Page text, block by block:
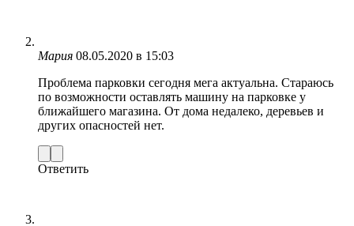
Мария 08.05.2020 в 15:03
Проблема парковки сегодня мега актуальна. Стараюсь
по возможности оставлять машину на парковке у
ближайшего магазина. От дома недалеко, деревьев и
других опасностей нет.
Ответить